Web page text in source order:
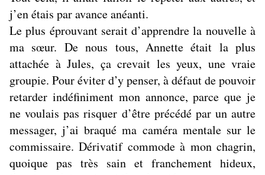
j’en étais par avance anéanti.
Le plus éprouvant serait d’apprendre la nouvelle à
ma sœur. De nous tous, Annette était la plus
attachée à Jules, ça crevait les yeux, une vraie
groupie. Pour éviter d’y penser, à défaut de pouvoir
retarder indéfiniment mon annonce, parce que je
ne voulais pas risquer d’être précédé par un autre
messager, j’ai braqué ma caméra mentale sur le
commissaire. Dérivatif commode à mon chagrin,
quoique pas très sain et franchement hideux,